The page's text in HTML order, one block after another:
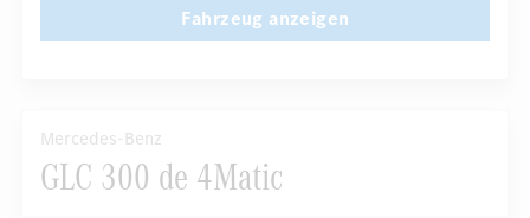
Fahrzeug anzeigen
Mercedes-Benz
GLC 300 de 4Matic